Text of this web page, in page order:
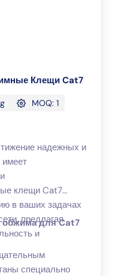
Клещи Cat7
MOQ: 1
надежных и
имеет
клещи Cat7
в ваших задачах
предлагая
и
обжима для Cat7
специально